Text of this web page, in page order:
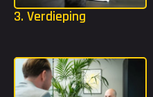
3. Verdieping